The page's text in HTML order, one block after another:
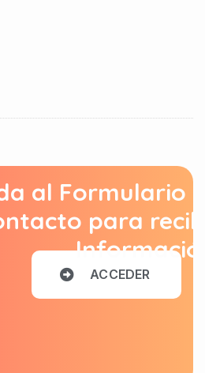
al Formulario
para
ACCEDER